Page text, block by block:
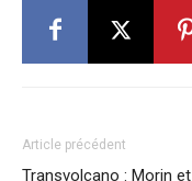
Article précédent
Transvolcano : Morin et